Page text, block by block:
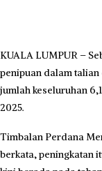
KUALA LUMPUR –
penipuan dalam
jumlah keseluruhan
2025.
Timbalan Perdana
berkata, peningkatan